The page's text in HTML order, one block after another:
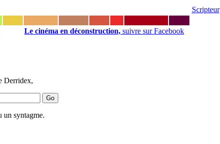
Scripteur
Le cinéma en déconstruction, suivre sur Facebook
Derridex,
un syntagme.